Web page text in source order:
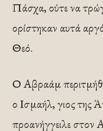
Πάσχα, ούτε να
ορίστηκαν αυτά
Θεό.
Ο Αβραάμ
ο Ισμαήλ, γιος της
προανήγγειλε στον